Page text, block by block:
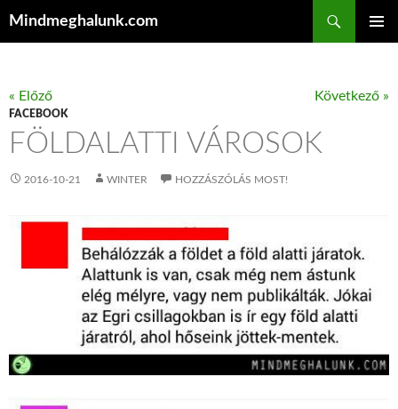
Mindmeghalunk.com
« Előző Következő »
FACEBOOK
FÖLDALATTI VÁROSOK
2016-10-21 WINTER HOZZÁSZÓLÁS MOST!